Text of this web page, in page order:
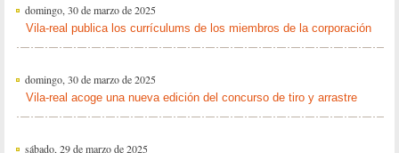
domingo, 30 de marzo de 2025
Vila-real publica los currículums de los miembros de la corporación
domingo, 30 de marzo de 2025
Vila-real acoge una nueva edición del concurso de tiro y arrastre
sábado, 29 de marzo de 2025